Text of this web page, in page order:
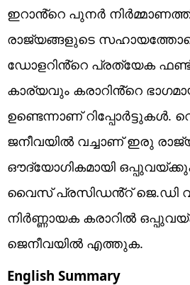
ഇറാൻ്റെ പുനർ
രാജ്യങ്ങളുടെ
ഡോളറിൻ്റെ പ്രത്യേക
കാര്യവും കരാറിൻ്റെ
ഉണ്ടെന്നാണ് റിപ്പോർട്ടുകൾ.
ജനീവയിൽ വച്ചാണ് ഇരു
ഔദ്യോഗികമായി
വൈസ് പ്രസിഡൻ്റ് ജെ.ഡി
നിർണ്ണായക കരാറിൽ
ജെനീവയിൽ എത്തുക.
English Summary